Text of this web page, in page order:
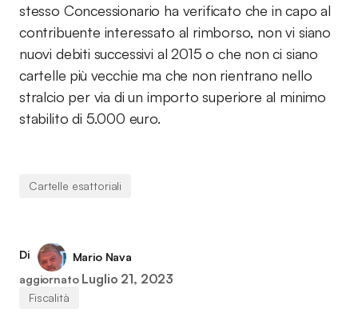
stesso Concessionario ha verificato che in capo al
contribuente interessato al rimborso, non vi siano
nuovi debiti successivi al 2015 o che non ci siano
cartelle più vecchie ma che non rientrano nello
stralcio per via di un importo superiore al minimo
stabilito di 5.000 euro.
Cartelle esattoriali
Di
Mario Nava
aggiornato Luglio 21, 2023
Fiscalità